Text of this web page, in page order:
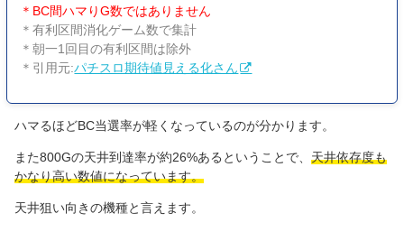
＊BC間ハマりG数ではありません
＊有利区間消化ゲーム数で集計
＊朝一1回目の有利区間は除外
＊引用元:パチスロ期待値見える化さん
ハマるほどBC当選率が軽くなっているのが分かります。
また800Gの天井到達率が約26%あるということで、天井依存度も
かなり高い数値になっています。
天井狙い向きの機種と言えます。